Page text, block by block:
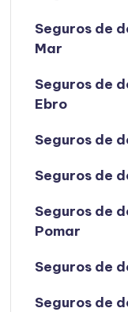
Seguros de
Mar
Seguros de
Ebro
Seguros de
Seguros de
Seguros de
Pomar
Seguros de
Seguros de